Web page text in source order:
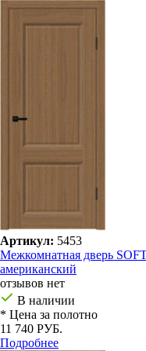
Артикул: 5453
Межкомнатная дверь
американский
отзывов нет
В наличии
* Цена за полотно
11 740 РУБ.
Подробнее